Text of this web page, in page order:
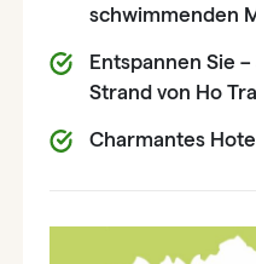
schwimmenden
Entspannen Sie
Strand von Ho
Charmantes